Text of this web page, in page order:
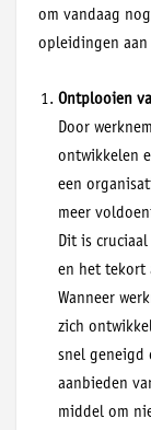
om vandaag
opleidingen aan
Ontplooien
Door
ontwikkelen
een
meer
Dit is
en het tekort
Wanneer
zich
snel geneigd
aanbieden
middel om